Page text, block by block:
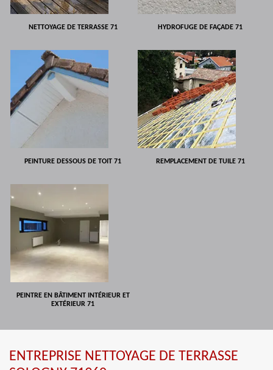
NETTOYAGE DE TERRASSE 71 HYDROFUGE DE FAÇADE 71
PEINTURE DESSOUS DE TOIT 71 REMPLACEMENT DE TUILE 71
PEINTRE EN BÂTIMENT INTÉRIEUR ET
EXTÉRIEUR 71
ENTREPRISE NETTOYAGE DE TERRASSE